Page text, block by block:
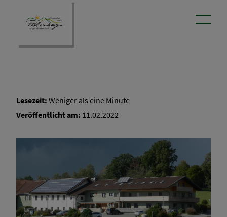
Lesezeit: Weniger als eine Minute
Veröffentlicht am: 11.02.2022